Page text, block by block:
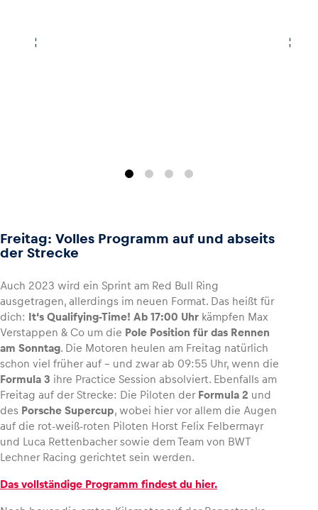
Freitag: Volles Programm auf und abseits
der Strecke
Auch 2023 wird ein Sprint am Red Bull Ring
ausgetragen, allerdings im neuen Format. Das heißt für
dich: It‘s Qualifying-Time! Ab 17:00 Uhr kämpfen Max
Verstappen & Co um die Pole Position für das Rennen
am Sonntag. Die Motoren heulen am Freitag natürlich
schon viel früher auf – und zwar ab 09:55 Uhr, wenn die
Formula 3 ihre Practice Session absolviert. Ebenfalls am
Freitag auf der Strecke: Die Piloten der Formula 2 und
des Porsche Supercup, wobei hier vor allem die Augen
auf die rot-weiß-roten Piloten Horst Felix Felbermayr
und Luca Rettenbacher sowie dem Team von BWT
Lechner Racing gerichtet sein werden.
Das vollständige Programm findest du hier.